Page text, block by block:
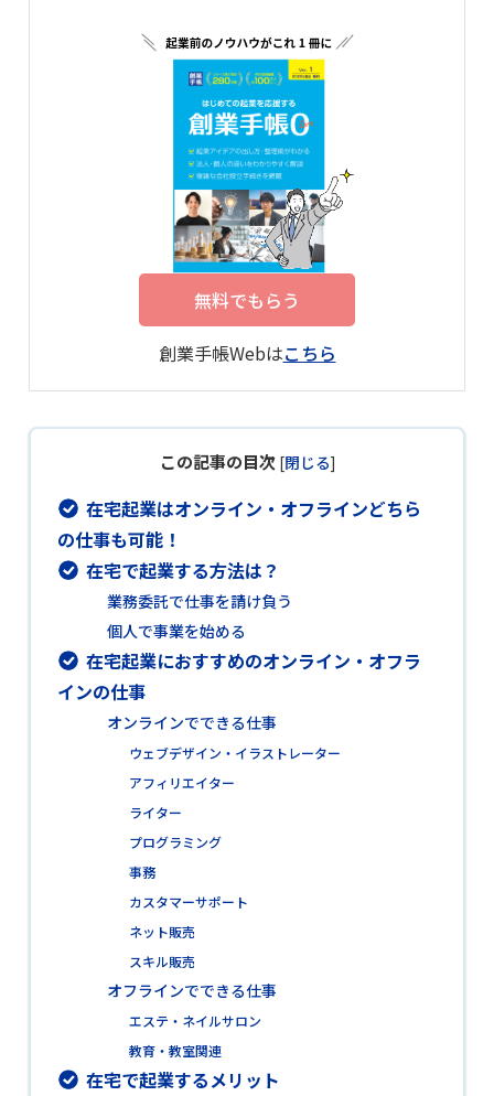
無料でもらう
創業手帳Webはこちら
この記事の目次 [閉じる]
在宅起業はオンライン・オフラインどちら
の仕事も可能！
在宅で起業する方法は？
業務委託で仕事を請け負う
個人で事業を始める
在宅起業におすすめのオンライン・オフラ
インの仕事
オンラインでできる仕事
ウェブデザイン・イラストレーター
アフィリエイター
ライター
プログラミング
事務
カスタマーサポート
ネット販売
スキル販売
オフラインでできる仕事
エステ・ネイルサロン
教育・教室関連
在宅で起業するメリット